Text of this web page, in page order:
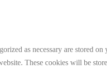
as necessary are stored on
These cookies will be